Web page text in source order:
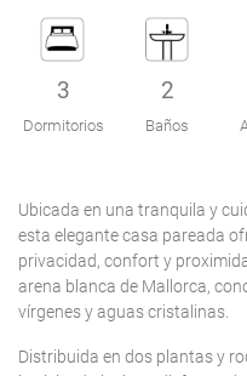
3
Dormitorios
2
Baños
Ubicada en una tranquila y
esta elegante casa pareada
privacidad, confort y
arena blanca de Mallorca,
vírgenes y aguas cristalinas.
Distribuida en dos plantas y